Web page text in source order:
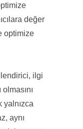
değer
optimize
ilgi
yalnızca
aynı